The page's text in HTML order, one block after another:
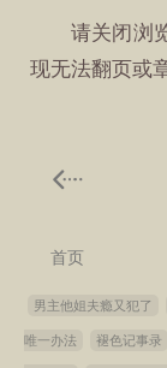
请关闭浏
现无法翻页或
首页
男主他姐夫瘾又犯了
唯一办法 褪色记事录